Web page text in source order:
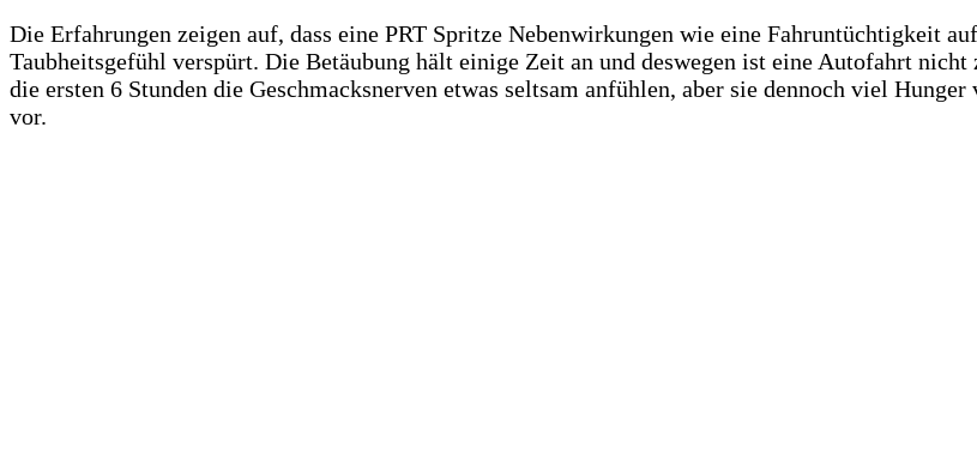
Die Erfahrungen zeigen auf, dass eine PRT Spritze Nebenwirkungen wie eine Fahruntüchtigkeit
Taubheitsgefühl verspürt. Die Betäubung hält einige Zeit an und deswegen ist eine Autofahrt nicht
die ersten 6 Stunden die Geschmacksnerven etwas seltsam anfühlen, aber sie dennoch viel
vor.